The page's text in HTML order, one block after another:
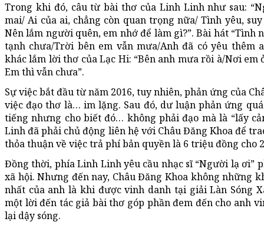
Trong khi đó, câu từ bài thơ của Linh Linh như sau:
mai/ Ai của ai, chẳng còn quan trọng nữa/ Tình yêu,
Nên lắm người quên, em nhớ để làm gì?”. Bài hát “Tình
tạnh chưa/Trời bên em vẫn mưa/Anh đã có yêu thêm
khác lắm lời thơ của Lạc Hi: “Bên anh mưa rồi à/Nơi
Em thì vẫn chưa”.
Sự việc bắt đầu từ năm 2016, tuy nhiên, phản ứng của
việc đạo thơ là… im lặng. Sau đó, dư luận phản ứng
tiếng nhưng cho biết đó… không phải đạo mà là “lấy
Linh đã phải chủ động liên hệ với Châu Đăng Khoa để
thỏa thuận về việc trả phí bản quyền là 6 triệu đồng cho
Đồng thời, phía Linh Linh yêu cầu nhạc sĩ “Người lạ ơi”
xã hội. Nhưng đến nay, Châu Đăng Khoa không những
nhất của anh là khi được vinh danh tại giải Làn Sóng
một lời đến tác giả bài thơ góp phần đem đến cho anh
lại dậy sóng.